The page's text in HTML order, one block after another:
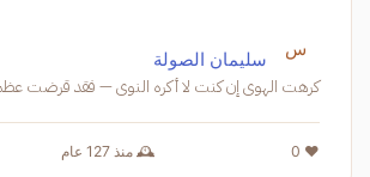
س سليمان الصولة
كرهت الهوى إن كنت لا أكره النوى — فقد قرضت
❤️ 0 🕰️ منذ 127 عام